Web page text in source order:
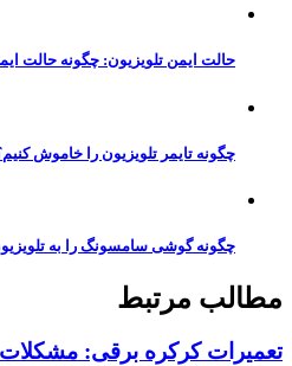
حالت ایمن تلویزیون: چگونه حالت
چگونه تایمر تلویزیون را خاموش
چگونه گوشی سامسونگ را به
مطالب مرتبط
تعمیرات کرکره برقی: